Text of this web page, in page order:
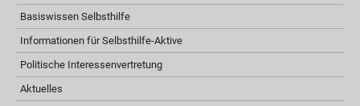
Basiswissen Selbsthilfe
Informationen für Selbsthilfe-Aktive
Politische Interessenvertretung
Aktuelles